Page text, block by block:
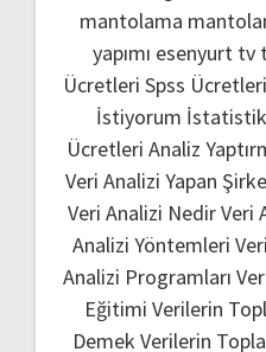
mantolama
yapımı esenyurt tv
Ücretleri Spss Ücretleri
İstiyorum
Ücretleri Analiz
Veri Analizi Yapan
Veri Analizi NedirVeri
Analizi Yöntemleri
Analizi Programları
Eğitimi Verilerin
Demek Verilerin